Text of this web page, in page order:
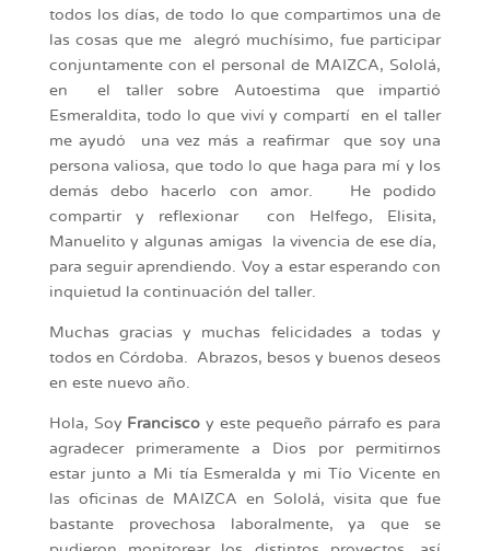
todos los días, de todo lo que compartimos una de
las cosas que me alegró muchísimo, fue participar
conjuntamente con el personal de MAIZCA, Sololá,
en el taller sobre Autoestima que impartió
Esmeraldita, todo lo que viví y compartí en el taller
me ayudó una vez más a reafirmar que soy una
persona valiosa, que todo lo que haga para mí y los
demás debo hacerlo con amor. He podido
compartir y reflexionar con Helfego, Elisita,
Manuelito y algunas amigas la vivencia de ese día,
para seguir aprendiendo. Voy a estar esperando con
inquietud la continuación del taller.
Muchas gracias y muchas felicidades a todas y
todos en Córdoba. Abrazos, besos y buenos deseos
en este nuevo año.
Hola, Soy Francisco y este pequeño párrafo es para
agradecer primeramente a Dios por permitirnos
estar junto a Mi tía Esmeralda y mi Tío Vicente en
las oficinas de MAIZCA en Sololá, visita que fue
bastante provechosa laboralmente, ya que se